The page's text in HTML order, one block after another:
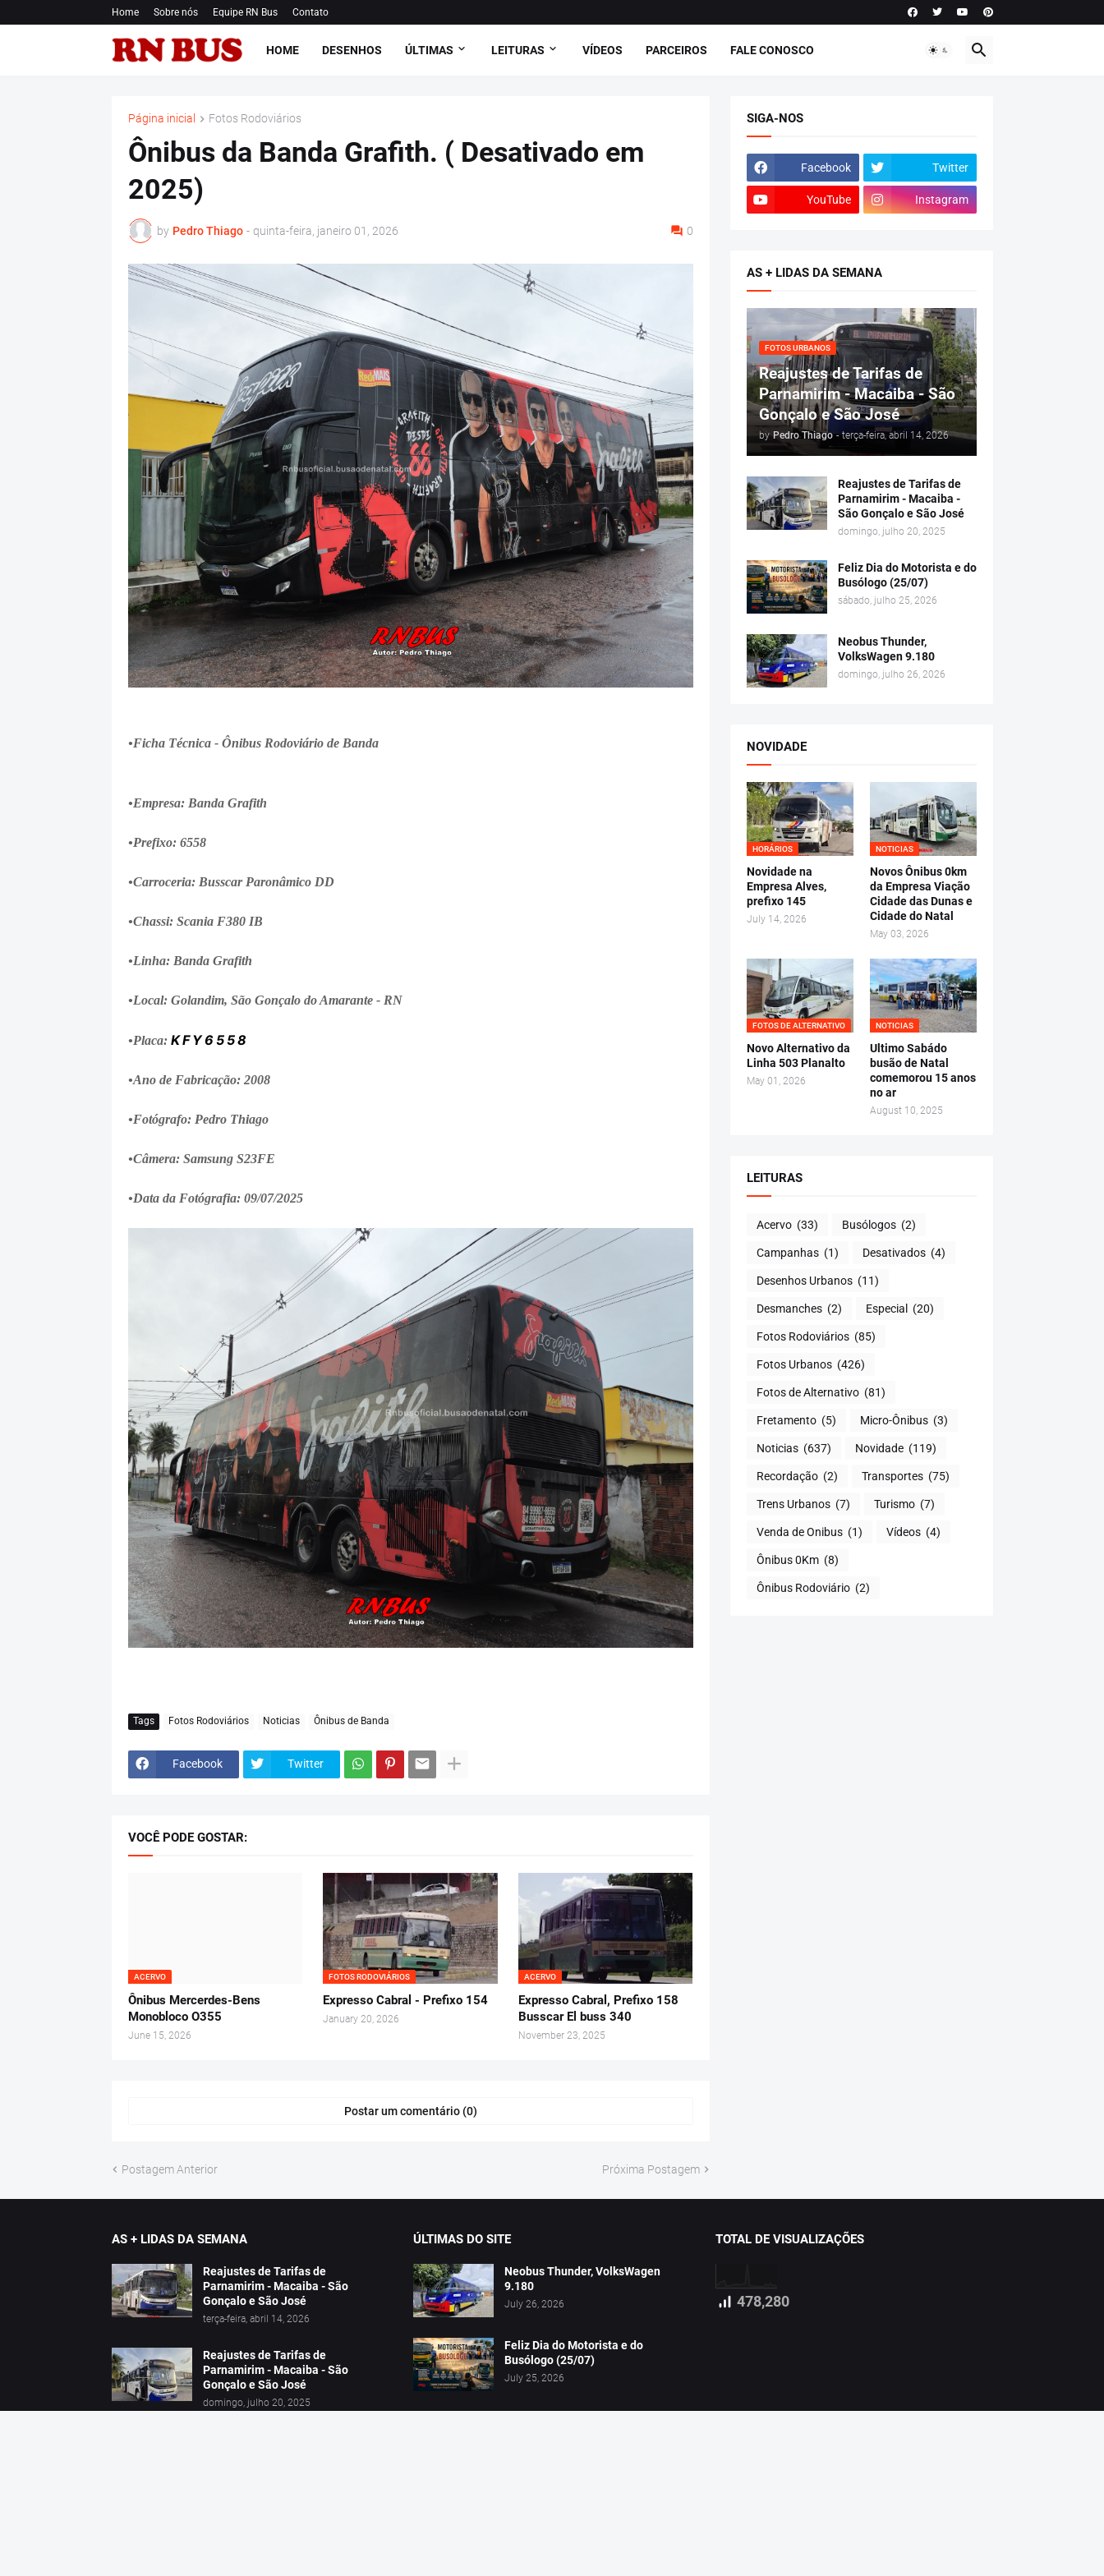
Home Sobre nós Equipe RN Bus Contato
HOME DESENHOS ÚLTIMAS LEITURAS VÍDEOS PARCEIROS FALE CONOSCO
Página inicial Fotos Rodoviários
Ônibus da Banda Grafith. ( Desativado em
2025)
by Pedro Thiago - quinta-feira, janeiro 01, 2026 0
•Ficha Técnica - Ônibus Rodoviário de Banda
•Empresa: Banda Grafith
•Prefixo: 6558
•Carroceria: Busscar Paronâmico DD
•Chassi: Scania F380 IB
•Linha: Banda Grafith
•Local: Golandim, São Gonçalo do Amarante - RN
•Placa: KFY6558
•Ano de Fabricação: 2008
•Fotógrafo: Pedro Thiago
•Câmera: Samsung S23FE
•Data da Fotógrafia: 09/07/2025
Tags Fotos Rodoviários Noticias Ônibus de Banda
Facebook Twitter
VOCÊ PODE GOSTAR:
ACERVO
Ônibus Mercerdes-Bens
Monobloco O355
June 15, 2026
FOTOS RODOVIÁRIOS
Expresso Cabral - Prefixo 154
January 20, 2026
ACERVO
Expresso Cabral, Prefixo 158
Busscar El buss 340
November 23, 2025
Postar um comentário (0)
Postagem Anterior Próxima Postagem
SIGA-NOS
Facebook Twitter
YouTube Instagram
AS + LIDAS DA SEMANA
FOTOS URBANOS
Reajustes de Tarifas de
Parnamirim - Macaiba - São
Gonçalo e São José
by Pedro Thiago - terça-feira, abril 14, 2026
Reajustes de Tarifas de
Parnamirim - Macaiba -
São Gonçalo e São José
domingo, julho 20, 2025
Feliz Dia do Motorista e do
Busólogo (25/07)
sábado, julho 25, 2026
Neobus Thunder,
VolksWagen 9.180
domingo, julho 26, 2026
NOVIDADE
HORÁRIOS
Novidade na
Empresa Alves,
prefixo 145
July 14, 2026
NOTICIAS
Novos Ônibus 0km
da Empresa Viação
Cidade das Dunas e
Cidade do Natal
May 03, 2026
FOTOS DE ALTERNATIVO
Novo Alternativo da
Linha 503 Planalto
May 01, 2026
NOTICIAS
Ultimo Sabádo
busão de Natal
comemorou 15 anos
no ar
August 10, 2025
LEITURAS
Acervo (33) Busólogos (2)
Campanhas (1) Desativados (4)
Desenhos Urbanos (11)
Desmanches (2) Especial (20)
Fotos Rodoviários (85)
Fotos Urbanos (426)
Fotos de Alternativo (81)
Fretamento (5) Micro-Ônibus (3)
Noticias (637) Novidade (119)
Recordação (2) Transportes (75)
Trens Urbanos (7) Turismo (7)
Venda de Onibus (1) Vídeos (4)
Ônibus 0Km (8)
Ônibus Rodoviário (2)
AS + LIDAS DA SEMANA
Reajustes de Tarifas de
Parnamirim - Macaiba - São
Gonçalo e São José
terça-feira, abril 14, 2026
Reajustes de Tarifas de
Parnamirim - Macaiba - São
Gonçalo e São José
domingo, julho 20, 2025
ÚLTIMAS DO SITE
Neobus Thunder, VolksWagen
9.180
July 26, 2026
Feliz Dia do Motorista e do
Busólogo (25/07)
July 25, 2026
TOTAL DE VISUALIZAÇÕES
478,280